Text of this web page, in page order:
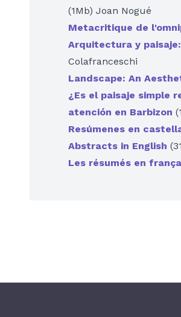
(1Mb) Joan Nogué
Metacritique de
Arquitectura y
Colafranceschi
Landscape: An
¿Es el paisaje simple
atención en Barbizon
Resúmenes en
Abstracts in English
Les résumés en